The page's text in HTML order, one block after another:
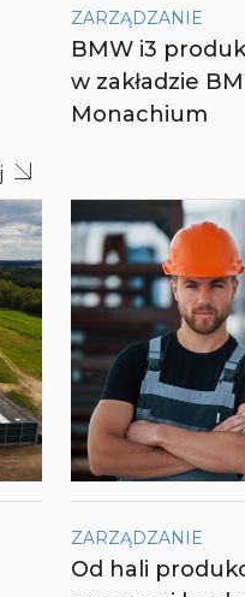
ZARZĄDZANIE
BMW i3
w zakładzie
Monachium
ZARZĄDZANIE
Od hali